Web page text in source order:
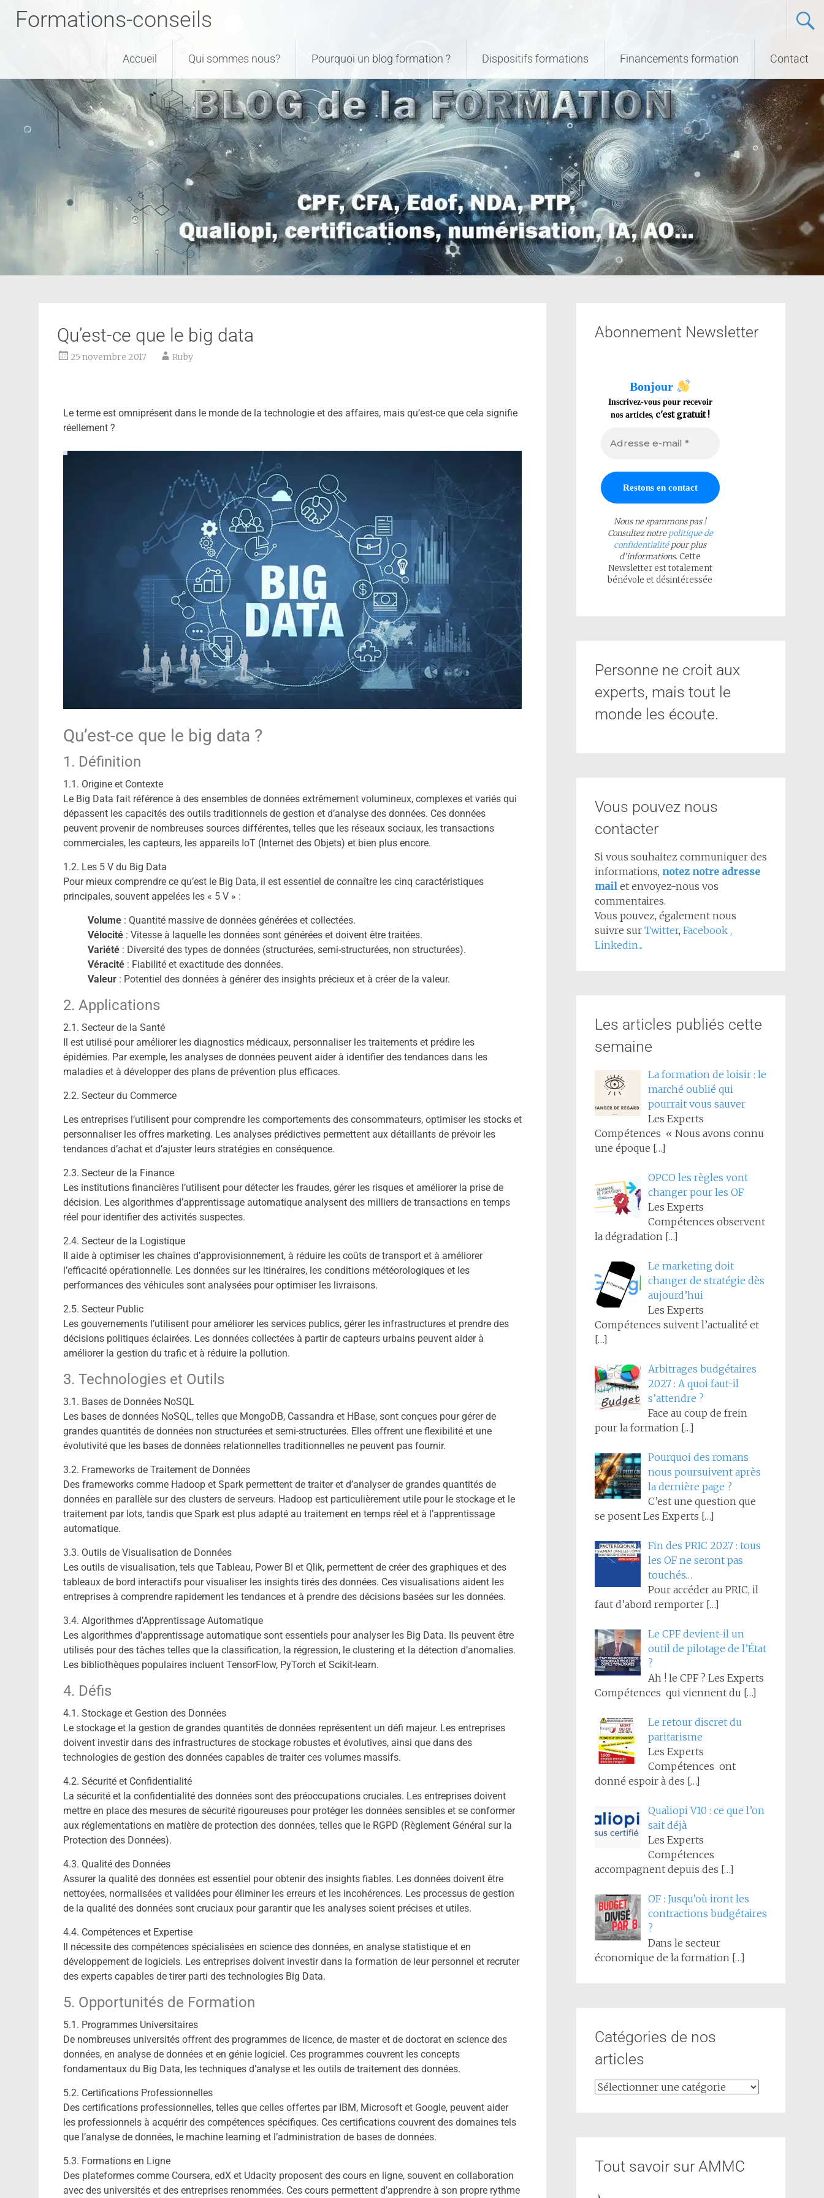
Formations-conseils
Accueil Qui sommes nous? Pourquoi un blog formation ? Dispositifs formations Financements formation Contact
Qu’est-ce que le big data
25 novembre 2017 Ruby
Le terme est omniprésent dans le monde de la technologie et des affaires, mais qu’est-ce que cela signifie
réellement ?
Qu’est-ce que le big data ?
1. Définition
1.1. Origine et Contexte
Le Big Data fait référence à des ensembles de données extrêmement volumineux, complexes et variés qui
dépassent les capacités des outils traditionnels de gestion et d’analyse des données. Ces données
peuvent provenir de nombreuses sources différentes, telles que les réseaux sociaux, les transactions
commerciales, les capteurs, les appareils IoT (Internet des Objets) et bien plus encore.
1.2. Les 5 V du Big Data
Pour mieux comprendre ce qu’est le Big Data, il est essentiel de connaître les cinq caractéristiques
principales, souvent appelées les « 5 V » :
Volume : Quantité massive de données générées et collectées.
Vélocité : Vitesse à laquelle les données sont générées et doivent être traitées.
Variété : Diversité des types de données (structurées, semi-structurées, non structurées).
Véracité : Fiabilité et exactitude des données.
Valeur : Potentiel des données à générer des insights précieux et à créer de la valeur.
2. Applications
2.1. Secteur de la Santé
Il est utilisé pour améliorer les diagnostics médicaux, personnaliser les traitements et prédire les
épidémies. Par exemple, les analyses de données peuvent aider à identifier des tendances dans les
maladies et à développer des plans de prévention plus efficaces.
2.2. Secteur du Commerce
Les entreprises l’utilisent pour comprendre les comportements des consommateurs, optimiser les stocks et
personnaliser les offres marketing. Les analyses prédictives permettent aux détaillants de prévoir les
tendances d’achat et d’ajuster leurs stratégies en conséquence.
2.3. Secteur de la Finance
Les institutions financières l’utilisent pour détecter les fraudes, gérer les risques et améliorer la prise de
décision. Les algorithmes d’apprentissage automatique analysent des milliers de transactions en temps
réel pour identifier des activités suspectes.
2.4. Secteur de la Logistique
Il aide à optimiser les chaînes d’approvisionnement, à réduire les coûts de transport et à améliorer
l’efficacité opérationnelle. Les données sur les itinéraires, les conditions météorologiques et les
performances des véhicules sont analysées pour optimiser les livraisons.
2.5. Secteur Public
Les gouvernements l’utilisent pour améliorer les services publics, gérer les infrastructures et prendre des
décisions politiques éclairées. Les données collectées à partir de capteurs urbains peuvent aider à
améliorer la gestion du trafic et à réduire la pollution.
3. Technologies et Outils
3.1. Bases de Données NoSQL
Les bases de données NoSQL, telles que MongoDB, Cassandra et HBase, sont conçues pour gérer de
grandes quantités de données non structurées et semi-structurées. Elles offrent une flexibilité et une
évolutivité que les bases de données relationnelles traditionnelles ne peuvent pas fournir.
3.2. Frameworks de Traitement de Données
Des frameworks comme Hadoop et Spark permettent de traiter et d’analyser de grandes quantités de
données en parallèle sur des clusters de serveurs. Hadoop est particulièrement utile pour le stockage et le
traitement par lots, tandis que Spark est plus adapté au traitement en temps réel et à l’apprentissage
automatique.
3.3. Outils de Visualisation de Données
Les outils de visualisation, tels que Tableau, Power BI et Qlik, permettent de créer des graphiques et des
tableaux de bord interactifs pour visualiser les insights tirés des données. Ces visualisations aident les
entreprises à comprendre rapidement les tendances et à prendre des décisions basées sur les données.
3.4. Algorithmes d’Apprentissage Automatique
Les algorithmes d’apprentissage automatique sont essentiels pour analyser les Big Data. Ils peuvent être
utilisés pour des tâches telles que la classification, la régression, le clustering et la détection d’anomalies.
Les bibliothèques populaires incluent TensorFlow, PyTorch et Scikit-learn.
4. Défis
4.1. Stockage et Gestion des Données
Le stockage et la gestion de grandes quantités de données représentent un défi majeur. Les entreprises
doivent investir dans des infrastructures de stockage robustes et évolutives, ainsi que dans des
technologies de gestion des données capables de traiter ces volumes massifs.
4.2. Sécurité et Confidentialité
La sécurité et la confidentialité des données sont des préoccupations cruciales. Les entreprises doivent
mettre en place des mesures de sécurité rigoureuses pour protéger les données sensibles et se conformer
aux réglementations en matière de protection des données, telles que le RGPD (Règlement Général sur la
Protection des Données).
4.3. Qualité des Données
Assurer la qualité des données est essentiel pour obtenir des insights fiables. Les données doivent être
nettoyées, normalisées et validées pour éliminer les erreurs et les incohérences. Les processus de gestion
de la qualité des données sont cruciaux pour garantir que les analyses soient précises et utiles.
4.4. Compétences et Expertise
Il nécessite des compétences spécialisées en science des données, en analyse statistique et en
développement de logiciels. Les entreprises doivent investir dans la formation de leur personnel et recruter
des experts capables de tirer parti des technologies Big Data.
5. Opportunités de Formation
5.1. Programmes Universitaires
De nombreuses universités offrent des programmes de licence, de master et de doctorat en science des
données, en analyse de données et en génie logiciel. Ces programmes couvrent les concepts
fondamentaux du Big Data, les techniques d’analyse et les outils de traitement des données.
5.2. Certifications Professionnelles
Des certifications professionnelles, telles que celles offertes par IBM, Microsoft et Google, peuvent aider
les professionnels à acquérir des compétences spécifiques. Ces certifications couvrent des domaines tels
que l’analyse de données, le machine learning et l’administration de bases de données.
5.3. Formations en Ligne
Des plateformes comme Coursera, edX et Udacity proposent des cours en ligne, souvent en collaboration
avec des universités et des entreprises renommées. Ces cours permettent d’apprendre à son propre rythme
Abonnement Newsletter
Bonjour
Inscrivez-vous pour recevoir
nos articles, c'est gratuit !
Nous ne spammons pas !
Consultez notrepolitique de
confidentialitépour plus
d’informations. Cette
Newsletter est totalement
bénévole et désintéressée
Personne ne croit aux
experts, mais tout le
monde les écoute.
Vous pouvez nous
contacter
Si vous souhaitez communiquer des
informations, notez notre adresse
mail et envoyez-nous vos
commentaires.
Vous pouvez, également nous
suivre sur Twitter, Facebook ,
Linkedin...
Les articles publiés cette
semaine
La formation de loisir : le
marché oublié qui
pourrait vous sauver
Les Experts
Compétences « Nous avons connu
une époque […]
OPCO les règles vont
changer pour les OF
Les Experts
Compétences observent
la dégradation […]
Le marketing doit
changer de stratégie dès
aujourd’hui
Les Experts
Compétences suivent l’actualité et
[…]
Arbitrages budgétaires
2027 : A quoi faut-il
s’attendre ?
Face au coup de frein
pour la formation […]
Pourquoi des romans
nous poursuivent après
la dernière page ?
C’est une question que
se posent Les Experts […]
Fin des PRIC 2027 : tous
les OF ne seront pas
touchés…
Pour accéder au PRIC, il
faut d’abord remporter […]
Le CPF devient-il un
outil de pilotage de l’État
?
Ah ! le CPF ? Les Experts
Compétences qui viennent du […]
Le retour discret du
paritarisme
Les Experts
Compétences ont
donné espoir à des […]
Qualiopi V10 : ce que l’on
sait déjà
Les Experts
Compétences
accompagnent depuis des […]
OF : Jusqu’où iront les
contractions budgétaires
?
Dans le secteur
économique de la formation […]
Catégories de nos
articles
Tout savoir sur AMMC